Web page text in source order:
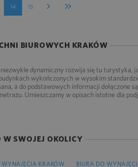
14 15
BIUROWYCH KRAKÓW
dynamiczny rozwija się tu turystyka,
wykończonych w wysokim
a do podstawowych informacji dołączone
Umieszczamy w opisach istotne dla
W SWOJEJ OKOLICY
WYNAJĘCIA KRAKÓW
BIURA DO